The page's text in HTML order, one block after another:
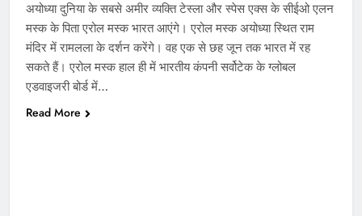
अयोध्या दुनिया के सबसे अमीर व्यक्ति टेस्ला और स्पेस एक्स के सीईओ एलन
मस्क के पिता एरोल मस्क भारत आएंगे। एरोल मस्क अयोध्या स्थित राम
मंदिर में रामलला के दर्शन करेंगे। वह एक से छह जून तक भारत में रह
सकते हैं। एरोल मस्क हाल ही में भारतीय कंपनी सर्वोटेक के ग्लोबल
एडवाइजरी बोर्ड में…
Read More